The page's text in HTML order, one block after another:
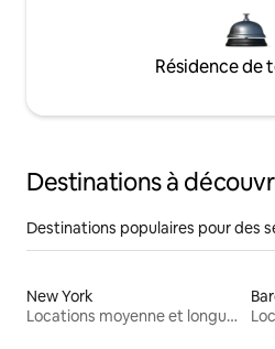
Résidence de
Destinations à
Destinations populaires pour des
New York
Locations moyenne et longue durée